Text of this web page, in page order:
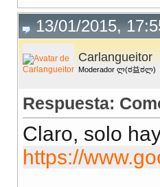
13/01/2015,
Carlangueitor
Moderador ლ(ಠ益ಠლ)
Respuesta:
Claro, solo
https://